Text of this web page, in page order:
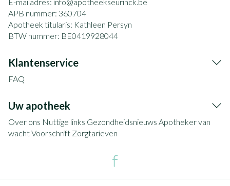
APB nummer: 360704
Apotheek titularis: Kathleen Persyn
BTW nummer: BE0419928044
Klantenservice
FAQ
Uw apotheek
Over ons Nuttige links Gezondheidsnieuws Apotheker van
wachtVoorschrift Zorgtarieven